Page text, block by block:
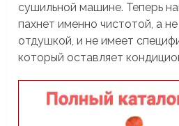
сушильной машине. Теперь
пахнет именно чистотой, а
отдушкой, и не имеет
который оставляет